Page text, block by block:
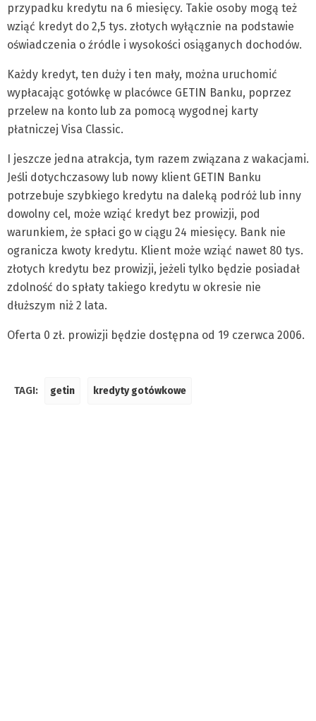
przypadku kredytu na 6 miesięcy. Takie osoby mogą też
wziąć kredyt do 2,5 tys. złotych wyłącznie na podstawie
oświadczenia o źródle i wysokości osiąganych dochodów.
Każdy kredyt, ten duży i ten mały, można uruchomić
wypłacając gotówkę w placówce GETIN Banku, poprzez
przelew na konto lub za pomocą wygodnej karty
płatniczej Visa Classic.
I jeszcze jedna atrakcja, tym razem związana z wakacjami.
Jeśli dotychczasowy lub nowy klient GETIN Banku
potrzebuje szybkiego kredytu na daleką podróż lub inny
dowolny cel, może wziąć kredyt bez prowizji, pod
warunkiem, że spłaci go w ciągu 24 miesięcy. Bank nie
ogranicza kwoty kredytu. Klient może wziąć nawet 80 tys.
złotych kredytu bez prowizji, jeżeli tylko będzie posiadał
zdolność do spłaty takiego kredytu w okresie nie
dłuższym niż 2 lata.
Oferta 0 zł. prowizji będzie dostępna od 19 czerwca 2006.
TAGI: getin kredyty gotówkowe